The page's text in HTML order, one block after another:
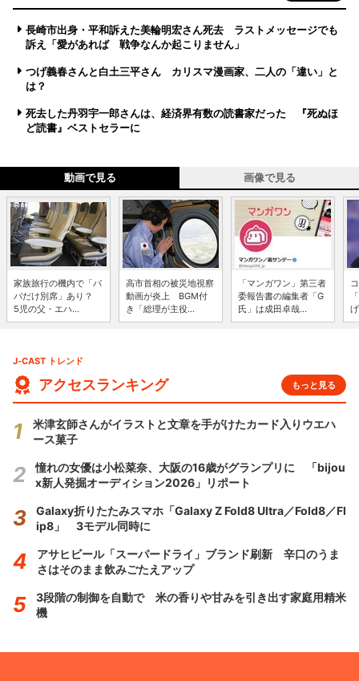
長崎市出身・平和訴えた美輪明宏さん死去 ラストメッセージでも
訴え「愛があれば 戦争なんか起こりません」
つげ義春さんと白土三平さん カリスマ漫画家、二人の「違い」と
は？
死去した丹羽宇一郎さんは、経済界有数の読書家だった 『死ぬほ
ど読書』ベストセラーに
動画で見る 画像で見る
家族旅行の機内で「パ
パだけ別席」あり？
5児の父・エハ...
高市首相の被災地視察
動画が炎上 BGM付
き「総理が主役...
「マンガワン」第三者
委報告書の編集者「G
氏」は成田卓哉...
J-CAST トレンド
アクセスランキング もっと見る
米津玄師さんがイラストと文章を手がけたカード入りウエハ
ース菓子
憧れの女優は小松菜奈、大阪の16歳がグランプリに 「bijou
x新人発掘オーディション2026」リポート
Galaxy折りたたみスマホ「Galaxy Z Fold8 Ultra／Fold8／Fl
ip8」 3モデル同時に
アサヒビール「スーパードライ」ブランド刷新 辛口のうま
さはそのまま飲みごたえアップ
3段階の制御を自動で 米の香りや甘みを引き出す家庭用精米
機